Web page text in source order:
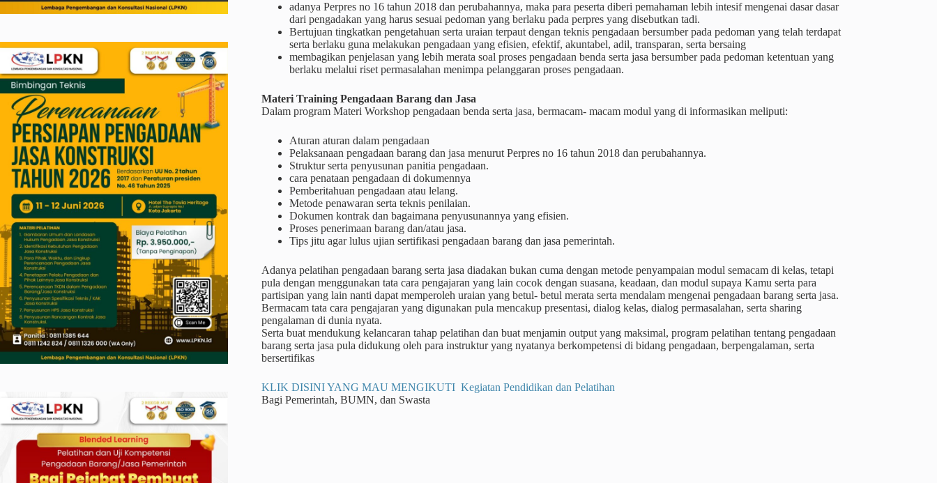
adanya Perpres no 16 tahun 2018 dan perubahannya, maka para peserta diberi pemahaman lebih intesif mengenai dasar dasar
dari pengadakan yang harus sesuai pedoman yang berlaku pada perpres yang disebutkan tadi.
Bertujuan tingkatkan pengetahuan serta uraian terpaut dengan teknis pengadaan bersumber pada pedoman yang telah terdapat
serta berlaku guna melakukan pengadaan yang efisien, efektif, akuntabel, adil, transparan, serta bersaing
membagikan penjelasan yang lebih merata soal proses pengadaan benda serta jasa bersumber pada pedoman ketentuan yang
berlaku melalui riset permasalahan menimpa pelanggaran proses pengadaan.
Materi TrainingPengadaan Barang dan Jasa
Dalam program Materi Workshop pengadaan benda serta jasa, bermacam- macam modul yang di informasikan meliputi:
Aturan aturan dalam pengadaan
Pelaksanaan pengadaan barang dan jasa menurut Perpres no 16 tahun 2018 dan perubahannya.
Struktur serta penyusunan panitia pengadaan.
cara penataan pengadaan di dokumennya
Pemberitahuan pengadaan atau lelang.
Metode penawaran serta teknis penilaian.
Dokumen kontrak dan bagaimana penyusunannya yang efisien.
Proses penerimaan barang dan/atau jasa.
Tips jitu agar lulus ujian sertifikasi pengadaan barang dan jasa pemerintah.
Adanya pelatihan pengadaan barang serta jasa diadakan bukan cuma dengan metode penyampaian modul semacam di kelas, tetapi
pula dengan menggunakan tata cara pengajaran yang lain cocok dengan suasana, keadaan, dan modul supaya Kamu serta para
partisipan yang lain nanti dapat memperoleh uraian yang betul- betul merata serta mendalam mengenai pengadaan barang serta jasa.
Bermacam tata cara pengajaran yang digunakan pula mencakup presentasi, dialog kelas, dialog permasalahan, serta sharing
pengalaman di dunia nyata.
Serta buat mendukung kelancaran tahap pelatihan dan buat menjamin output yang maksimal, program pelatihan tentang pengadaan
barang serta jasa pula didukung oleh para instruktur yang nyatanya berkompetensi di bidang pengadaan, berpengalaman, serta
bersertifikas
KLIK DISINI YANG MAU MENGIKUTI Kegiatan Pendidikan dan Pelatihan
Bagi Pemerintah, BUMN, dan Swasta